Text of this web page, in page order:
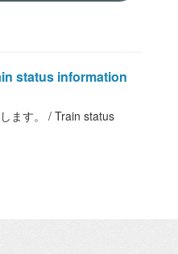
status information
ます。 / Train status